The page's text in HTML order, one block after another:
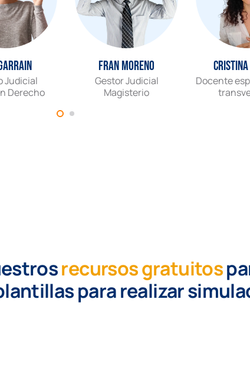
Judicial
Derecho
Fran Moreno
Gestor Judicial
Magisterio
Docente
recursos gratuitos
para realizar